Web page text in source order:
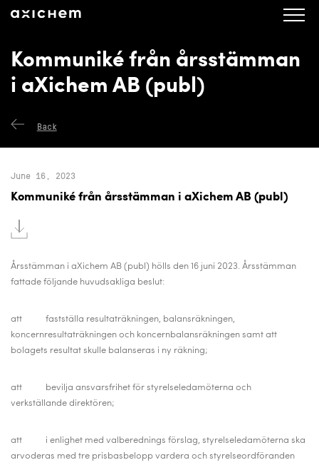
axichem.se Press releases
Kommuniké från årsstämman
i aXichem AB (publ)
Back
June 16, 2023
Kommuniké från årsstämman i aXichem AB (publ)
Årsstämman i aXichem AB (publ) hölls den 16 juni 2023. Årsstämman
fattade följande huvudsakliga beslut:
att fastställa resultaträkningen, balansräkningen,
koncernresultaträkningen och koncernbalansräkningen samt att
bolagets resultat skulle balanseras i ny räkning;
att bevilja ansvarsfrihet för styrelseledamöterna och
verkställande direktören;
att i enlighet med valberednings förslag, styrelseledamöterna ska
arvoderas med tre prisbasbelopp vardera och styrelseordföranden